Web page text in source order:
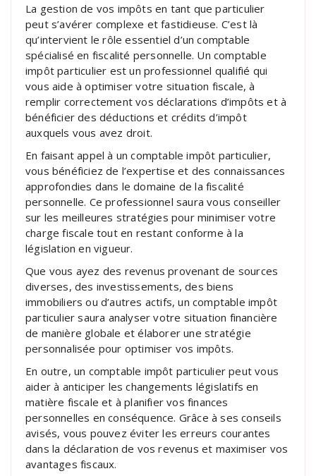
La gestion de vos impôts en tant que particulier
peut s’avérer complexe et fastidieuse. C’est là
qu’intervient le rôle essentiel d’un comptable
spécialisé en fiscalité personnelle. Un comptable
impôt particulier est un professionnel qualifié qui
vous aide à optimiser votre situation fiscale, à
remplir correctement vos déclarations d’impôts et à
bénéficier des déductions et crédits d’impôt
auxquels vous avez droit.
En faisant appel à un comptable impôt particulier,
vous bénéficiez de l’expertise et des connaissances
approfondies dans le domaine de la fiscalité
personnelle. Ce professionnel saura vous conseiller
sur les meilleures stratégies pour minimiser votre
charge fiscale tout en restant conforme à la
législation en vigueur.
Que vous ayez des revenus provenant de sources
diverses, des investissements, des biens
immobiliers ou d’autres actifs, un comptable impôt
particulier saura analyser votre situation financière
de manière globale et élaborer une stratégie
personnalisée pour optimiser vos impôts.
En outre, un comptable impôt particulier peut vous
aider à anticiper les changements législatifs en
matière fiscale et à planifier vos finances
personnelles en conséquence. Grâce à ses conseils
avisés, vous pouvez éviter les erreurs courantes
dans la déclaration de vos revenus et maximiser vos
avantages fiscaux.